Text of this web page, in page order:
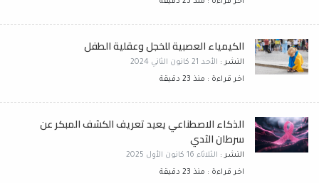
الكيمياء العصبية للخجل وعقلية الطفل
النشر : الأحد 21 كانون الثاني 2024
اخر قراءة : منذ 23 دقيقة
الذكاء الاصطناعي يعيد تعريف الكشف المبكر عن
سرطان الثدي
النشر : الثلاثاء 16 كانون الأول 2025
اخر قراءة : منذ 23 دقيقة